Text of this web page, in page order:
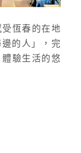
恆春的在地
的人」，完
驗生活的悠
這片土地更